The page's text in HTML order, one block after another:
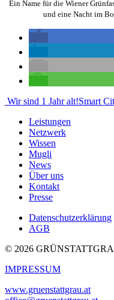
Ein Name für die Wiener
und eine Nacht im
Wir sind 1 Jahr alt!Smart
Leistungen
Netzwerk
Wissen
Mugli
News
Über uns
Kontakt
Presse
Datenschutzerklärung
AGB
© 2026
IMPRESSUM
www.gruenstattgrau.at